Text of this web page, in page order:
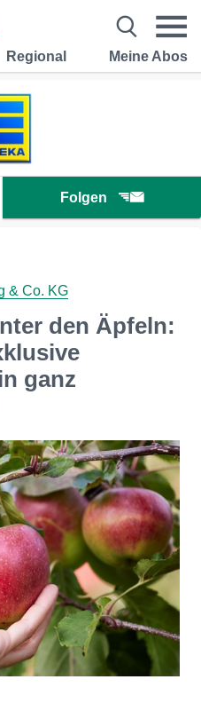
Regional Meine Abos
Folgen
& Co. KG
den Äpfeln:
ganz